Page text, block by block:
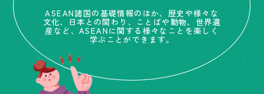
ASEAN諸国の基礎情報のほか、歴史や様々な
文化、日本との関わり、ことばや動物、世界遺
産など、ASEANに関する様々なことを楽しく
学ぶことができます。